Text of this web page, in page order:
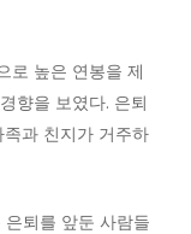
로 높은 연봉을 제
향을 보였다. 은퇴
과 친지가 거주하
퇴를 앞둔 사람들